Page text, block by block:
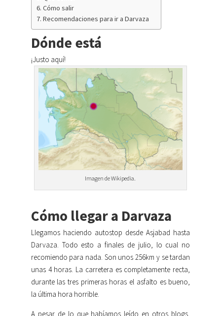
Cómo salir
Recomendaciones para ir a Darvaza
Dónde está
¡Justo aquí!
Imagen de Wikipedia.
Cómo llegar a Darvaza
Llegamos haciendo autostop desde Asjabad hasta
Darvaza. Todo esto a finales de julio, lo cual no
recomiendo para nada. Son unos 256km y se tardan
unas 4 horas. La carretera es completamente recta,
durante las tres primeras horas el asfalto es bueno,
la última hora horrible.
A pesar de lo que habíamos leído en otros blogs,